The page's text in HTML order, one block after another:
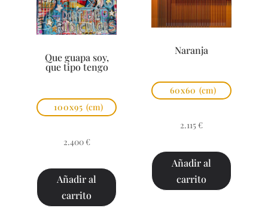
Que guapa soy,
que tipo tengo
100x95 (cm)
2.400 €
Añadir al
carrito
Naranja
60x60 (cm)
2.115 €
Añadir al
carrito